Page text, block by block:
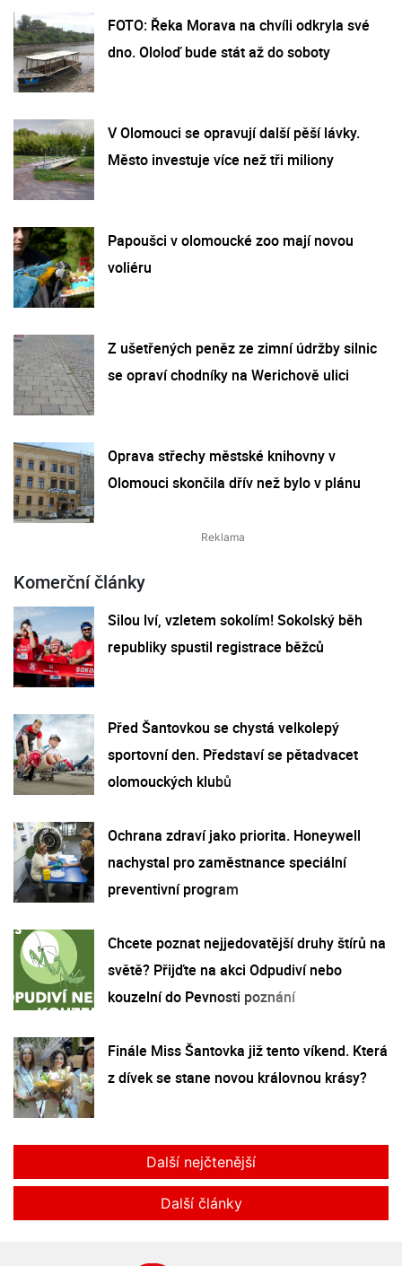
FOTO: Řeka Morava na chvíli odkryla své
dno. Ololoď bude stát až do soboty
V Olomouci se opravují další pěší lávky.
Město investuje více než tři miliony
Papoušci v olomoucké zoo mají novou
voliéru
Z ušetřených peněz ze zimní údržby silnic
se opraví chodníky na Werichově ulici
Oprava střechy městské knihovny v
Olomouci skončila dřív než bylo v plánu
Komerční články
Silou lví, vzletem sokolím! Sokolský běh
republiky spustil registrace běžců
Před Šantovkou se chystá velkolepý
sportovní den. Představí se pětadvacet
olomouckých klubů
Ochrana zdraví jako priorita. Honeywell
nachystal pro zaměstnance speciální
preventivní program
Chcete poznat nejjedovatější druhy štírů na
světě? Přijďte na akci Odpudiví nebo
kouzelní do Pevnosti poznání
Finále Miss Šantovka již tento víkend. Která
z dívek se stane novou královnou krásy?
Další nejčtenější
Další články